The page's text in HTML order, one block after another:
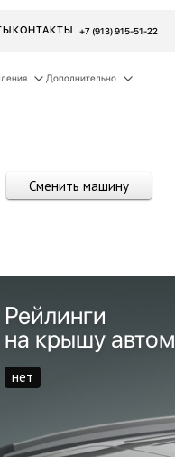
КОНТАКТЫ +7 (913) 915-51-22
Дополнительно
Сменить машину
Рейлинги
на крышу
нет